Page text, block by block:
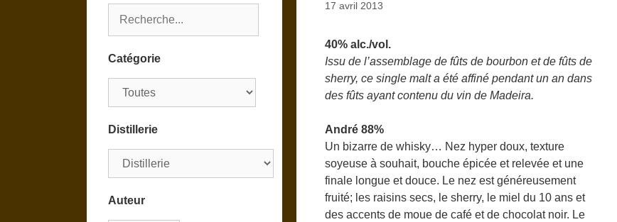
17 avril 2013
40% alc./vol.
Issu de l’assemblage de fûts de bourbon et de fûts de
sherry, ce single malt a été affiné pendant un an dans
des fûts ayant contenu du vin de Madeira.
André 88%
Un bizarre de whisky… Nez hyper doux, texture
soyeuse à souhait, bouche épicée et relevée et une
finale longue et douce. Le nez est généreusement
fruité; les raisins secs, le sherry, le miel du 10 ans et
des accents de moue de café et de chocolat noir. Le
Catégorie
Distillerie
Auteur